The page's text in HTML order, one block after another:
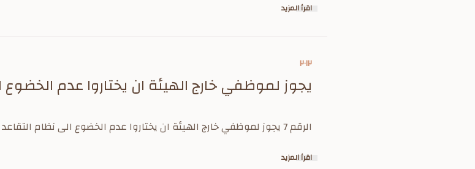
اقرأ المزيد
٢٠١٢
يجوز لموظفي خارج الهيئة ان يختاروا عدم الخضوع
الرقم 7 يجوز لموظفي خارج الهيئة ان يختاروا عدم الخضوع الى نظام التقاعد 0
اقرأ المزيد